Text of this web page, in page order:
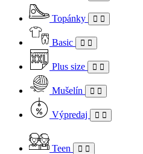
Topánky
Basic
Plus size
Mušelín
Výpredaj
Teen